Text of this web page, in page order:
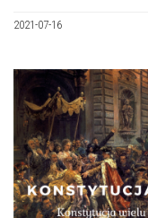
2021-07-16